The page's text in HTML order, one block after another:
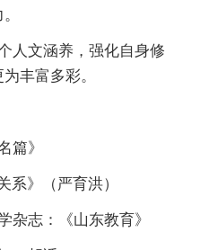
人文涵养，强化自身修
丰富多彩。
篇》
系》（严育洪）
杂志：《山东教育》